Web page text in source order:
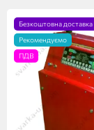
Безкоштовна доставка
Рекомендуємо
ПДВ